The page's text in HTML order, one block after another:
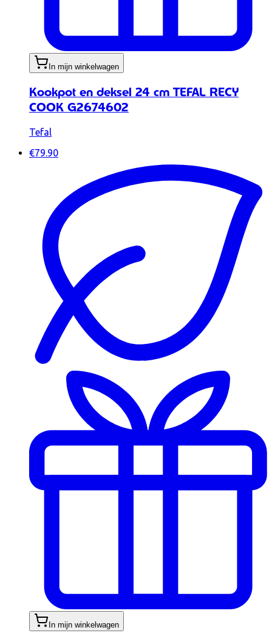
In mijn winkelwagen
Kookpot en deksel 24 cm TEFAL RECY
COOK G2674602
Tefal
€79.90
In mijn winkelwagen